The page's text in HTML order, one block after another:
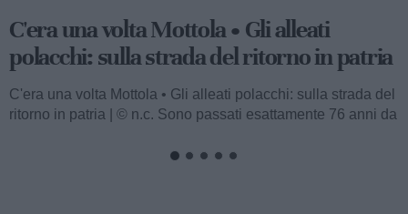
C'era una volta Mottola • Gli alleati
polacchi: sulla strada del ritorno in patria
C'era una volta Mottola • Gli alleati polacchi: sulla strada del
ritorno in patria | © n.c. Sono passati esattamente 76 anni da